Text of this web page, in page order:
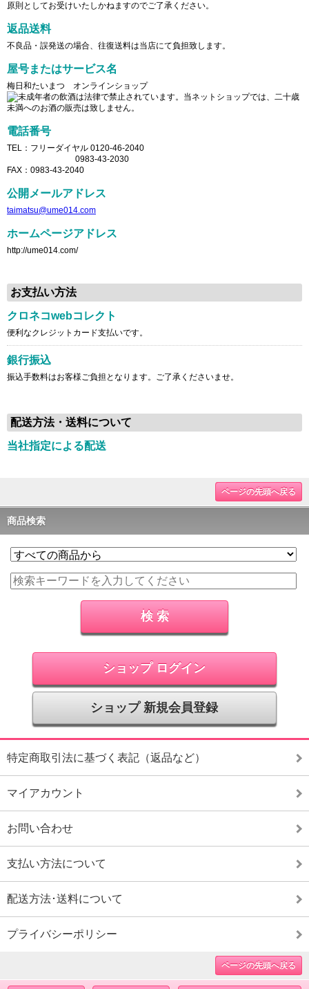
原則としてお受けいたしかねますのでご了承ください。
返品送料
不良品・誤発送の場合、往復送料は当店にて負担致します。
屋号またはサービス名
梅日和たいまつ オンラインショップ
電話番号
TEL：フリーダイヤル 0120-46-2040
0983-43-2030
FAX：0983-43-2040
公開メールアドレス
taimatsu@ume014.com
ホームページアドレス
http://ume014.com/
お支払い方法
クロネコwebコレクト
便利なクレジットカード支払いです。
銀行振込
振込手数料はお客様ご負担となります。ご了承くださいませ。
配送方法・送料について
当社指定による配送
ページの先頭へ戻る
商品検索
ショップ ログイン
ショップ 新規会員登録
特定商取引法に基づく表記（返品など）
マイアカウント
お問い合わせ
支払い方法について
配送方法･送料について
プライバシーポリシー
ページの先頭へ戻る